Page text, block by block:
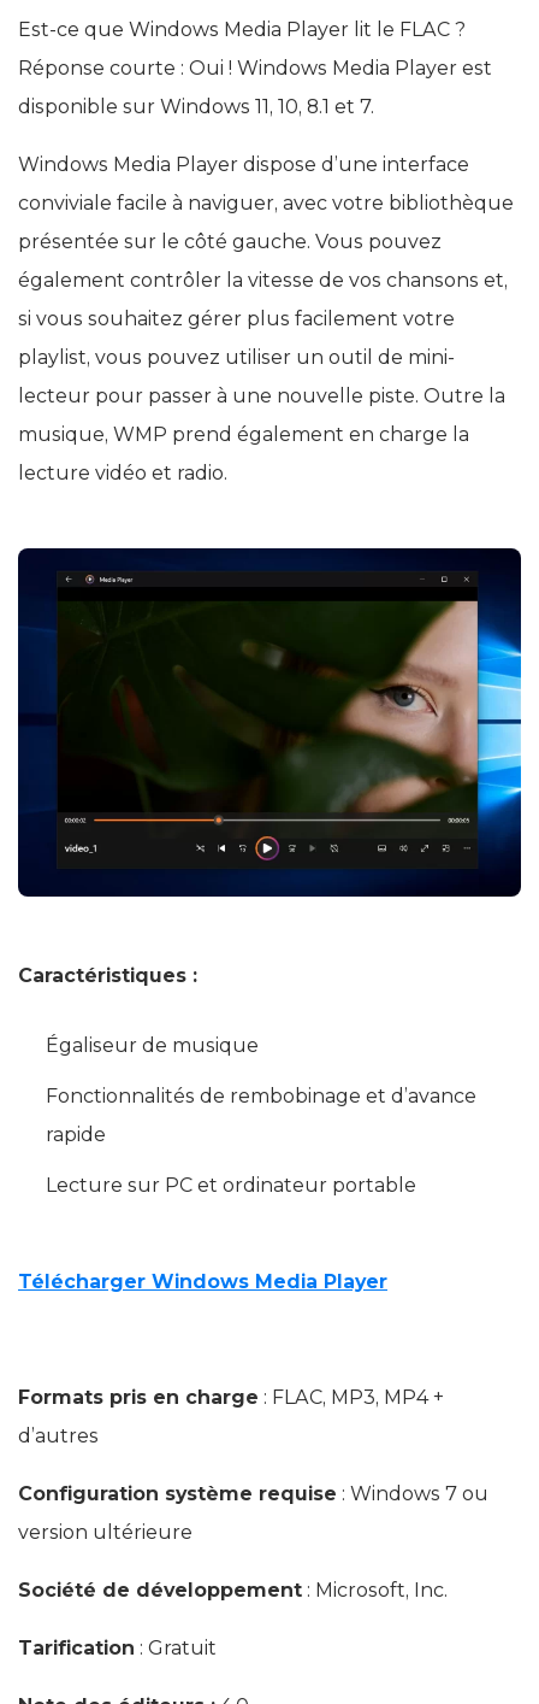
Est-ce que Windows Media Player lit le FLAC ?
Réponse courte : Oui ! Windows Media Player est
disponible sur Windows 11, 10, 8.1 et 7.
Windows Media Player dispose d’une interface
conviviale facile à naviguer, avec votre bibliothèque
présentée sur le côté gauche. Vous pouvez
également contrôler la vitesse de vos chansons et,
si vous souhaitez gérer plus facilement votre
playlist, vous pouvez utiliser un outil de mini-
lecteur pour passer à une nouvelle piste. Outre la
musique, WMP prend également en charge la
lecture vidéo et radio.
Caractéristiques :
Égaliseur de musique
Fonctionnalités de rembobinage et d’avance
rapide
Lecture sur PC et ordinateur portable
Télécharger Windows Media Player
Formats pris en charge : FLAC, MP3, MP4 +
d’autres
Configuration système requise : Windows 7 ou
version ultérieure
Société de développement : Microsoft, Inc.
Tarification : Gratuit